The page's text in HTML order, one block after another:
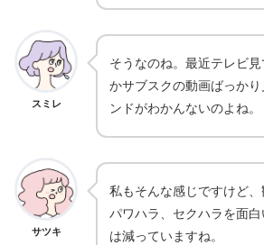
スミレ
そうなのね。最近テレビ
かサブスクの動画ばっか
ンドがわかんないのよね。
サツキ
私もそんな感じですけど
パワハラ、セクハラを面
は減っていますね。